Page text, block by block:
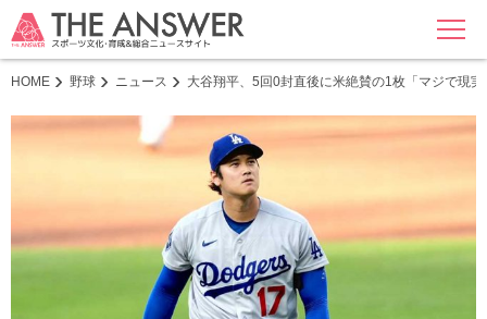
MENU
HOME 野球 ニュース 大谷翔平、5回0封直後に米絶賛の1枚「マジで現